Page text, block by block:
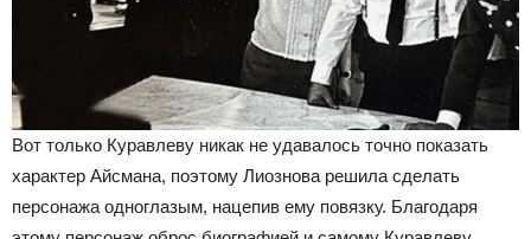
Вот только Куравлеву никак не удавалось точно показать
характер Айсмана, поэтому Лиознова решила сделать
персонажа одноглазым, нацепив ему повязку. Благодаря